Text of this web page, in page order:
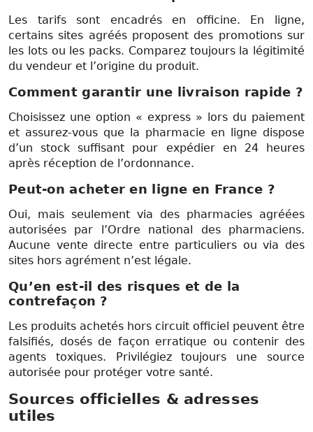
Les tarifs sont encadrés en officine. En ligne,
certains sites agréés proposent des promotions sur
les lots ou les packs. Comparez toujours la légitimité
du vendeur et l’origine du produit.
Comment garantir une livraison rapide ?
Choisissez une option « express » lors du paiement
et assurez-vous que la pharmacie en ligne dispose
d’un stock suffisant pour expédier en 24 heures
après réception de l’ordonnance.
Peut-on acheter en ligne en France ?
Oui, mais seulement via des pharmacies agréées
autorisées par l’Ordre national des pharmaciens.
Aucune vente directe entre particuliers ou via des
sites hors agrément n’est légale.
Qu’en est-il des risques et de la
contrefaçon ?
Les produits achetés hors circuit officiel peuvent être
falsifiés, dosés de façon erratique ou contenir des
agents toxiques. Privilégiez toujours une source
autorisée pour protéger votre santé.
Sources officielles & adresses
utiles